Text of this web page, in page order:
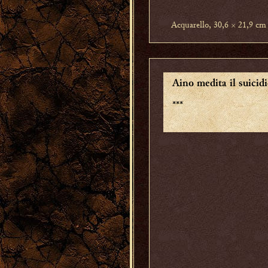
Acquarello, 30,6 × 21,9 cm
Aino medita il
***